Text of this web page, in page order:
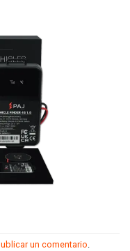
un comentario.